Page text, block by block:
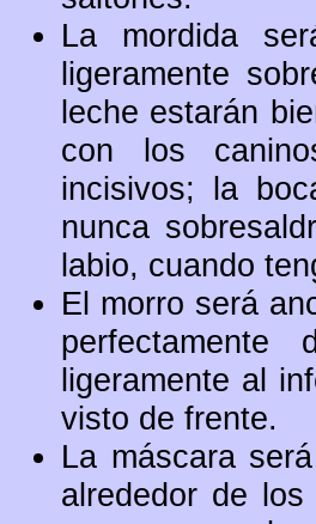
La mordida
ligeramente
leche estarán
con los
incisivos; la
nunca
labio, cuando
El morro será
ligeramente al
visto de frente.
La máscara
alrededor de